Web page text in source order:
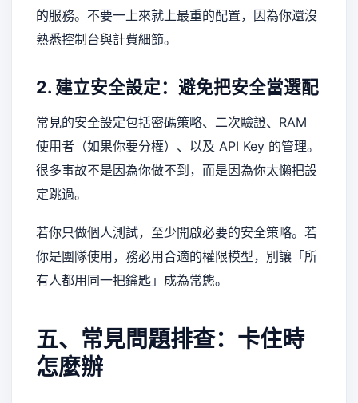
的服務。不要一上來就上最重的配置，因為你還沒
熟悉控制台與計費細節。
2. 建立安全設定：避免把安全當選配
常見的安全設定包括密碼策略、二次驗證、RAM
使用者（如果你要分權）、以及 API Key 的管理。
很多事故不是因為你做不到，而是因為你太懶把設
定跳過。
若你只做個人測試，至少開啟必要的安全策略。若
你是團隊使用，務必用合適的權限模型，別讓「所
有人都用同一把鑰匙」成為常態。
五、常見問題排查：卡住時
怎麼辦